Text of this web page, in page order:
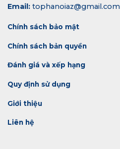
Email: tophanoiaz@gmail.com
Chính sách bảo mật
Chính sách bản quyền
Đánh giá và xếp hạng
Quy định sử dụng
Giới thiệu
Liên hệ